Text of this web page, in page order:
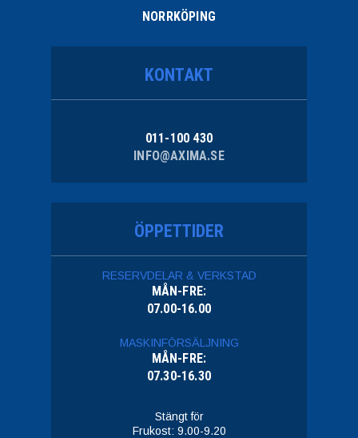
NORRKÖPING
KONTAKT
011-100 430
INFO@AXIMA.SE
ÖPPETTIDER
RESERVDELAR & VERKSTAD
MÅN-FRE:
07.00-16.00
MASKINFÖRSÄLJNING
MÅN-FRE:
07.30-16.30
Stängt för
Frukost: 9.00-9.20